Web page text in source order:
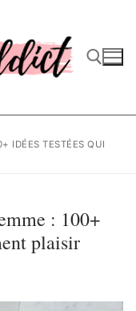
IDÉES TESTÉES QUI
: 100+
plaisir